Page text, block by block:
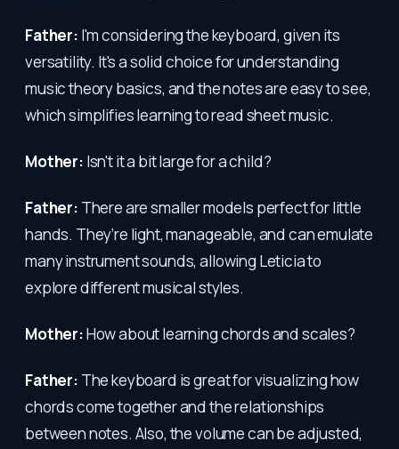
Father: I'm considering the keyboard, given its
versatility. It's a solid choice for understanding
music theory basics, and the notes are easy to see,
which simplifies learning to read sheet music.
Mother: Isn't it a bit large for a child?
Father: There are smaller models perfect for little
hands. They’re light, manageable, and can emulate
many instrument sounds, allowing Leticia to
explore different musical styles.
Mother:How about learning chords and scales?
Father: The keyboard is great for visualizing how
chords come together and the relationships
between notes. Also, the volume can be adjusted,